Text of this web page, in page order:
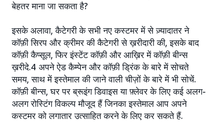
बेहतर माना जा सकता है?
इसके अलावा, कैटेगरी के सभी नए कस्टमर में से ज़्यादातर ने
कॉफ़ी सिरप और क्रीमर की कैटेगरी से ख़रीदारी की, इसके बाद
कॉफ़ी कैप्सूल, फिर इंस्टेंट कॉफ़ी और आख़िर में कॉफ़ी बीन्स
ख़रीदे.4 अपने ऐड कैम्पेन और कॉफ़ी ड्रिंक के बारे में सोचते
समय, साथ में इस्तेमाल की जाने वाली चीज़ों के बारे में भी सोचें.
कॉफ़ी बीन्स, घर पर ब्रूइंग डिवाइस या फ़्लेवर के लिए कई अलग-
अलग रोस्टिंग विकल्प मौजूद हैं जिनका इस्तेमाल आप अपने
कस्टमर को लगातार उत्साहित करने के लिए कर सकते हैं.